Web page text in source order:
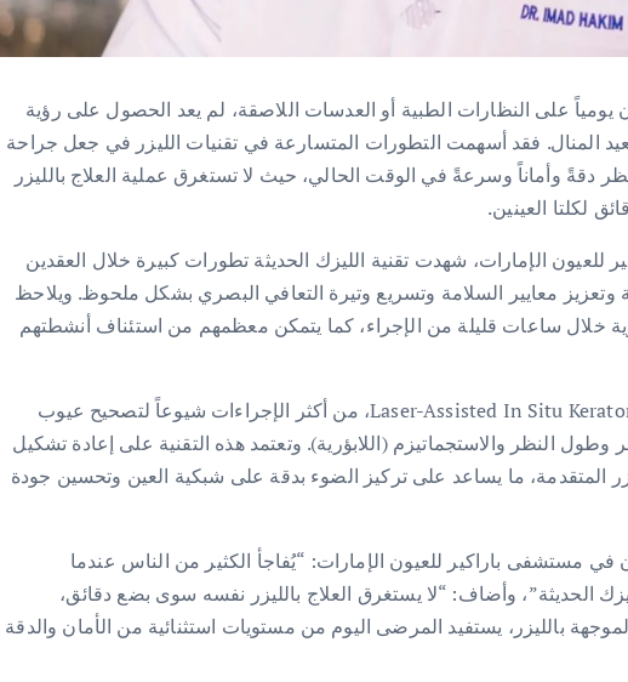
يومياً على النظارات الطبية أو العدسات اللاصقة، لم يعد الحصول على رؤية
المنال. فقد أسهمت التطورات المتسارعة في تقنيات الليزر في جعل جراحة
دقةً وأماناً وسرعةً في الوقت الحالي، حيث لا تستغرق عملية العلاج بالليزر
الإمارات، شهدت تقنية الليزك الحديثة تطورات كبيرة خلال العقدين
وتعزيز معايير السلامة وتسريع وتيرة التعافي البصري بشكل ملحوظ. ويلاحظ
خلال ساعات قليلة من الإجراء، كما يتمكن معظمهم من استئناف أنشطتهم
ويُعد الليزك، وهو اختصار لعبارة Laser-Assisted In Situ Keratomileusis، من أكثر الإجراءات شيوعاً لتصحيح عيوب
وطول النظر والاستجماتيزم (اللابؤرية). وتعتمد هذه التقنية على إعادة تشكيل
المتقدمة، ما يساعد على تركيز الضوء بدقة على شبكية العين وتحسين جودة
مستشفى باراكير للعيون الإمارات: “يُفاجأ الكثير من الناس عندما
الحديثة”، وأضاف: “لا يستغرق العلاج بالليزر نفسه سوى بضع دقائق،
بالليزر، يستفيد المرضى اليوم من مستويات استثنائية من الأمان والدقة